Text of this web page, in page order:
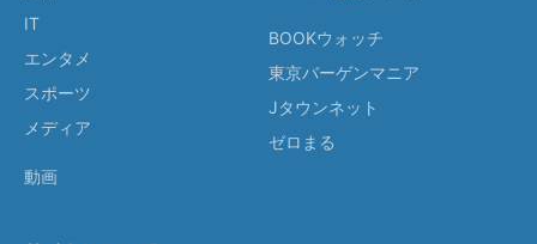
IT
エンタメ
スポーツ
メディア
動画
BOOKウォッチ
東京バーゲンマニア
Jタウンネット
ゼロまる